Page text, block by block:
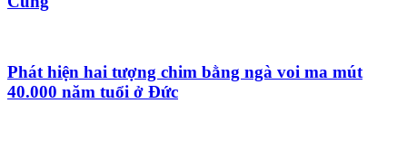
Phát hiện hai tượng chim bằng ngà voi ma mút
40.000 năm tuổi ở Đức